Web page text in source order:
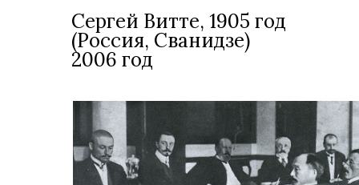
Сергей Витте, 1905 год
(Россия, Сванидзе)
2006 год